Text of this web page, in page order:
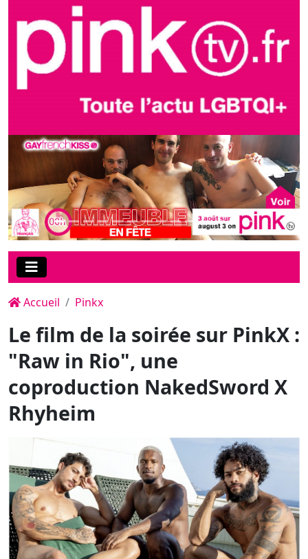
Accueil Pinkx
Le film de la soirée sur PinkX :
"Raw in Rio", une
coproduction NakedSword X
Rhyheim
Tourné au Brésil avec des
hommes qui sont autant
d'amants merveilleux !!!